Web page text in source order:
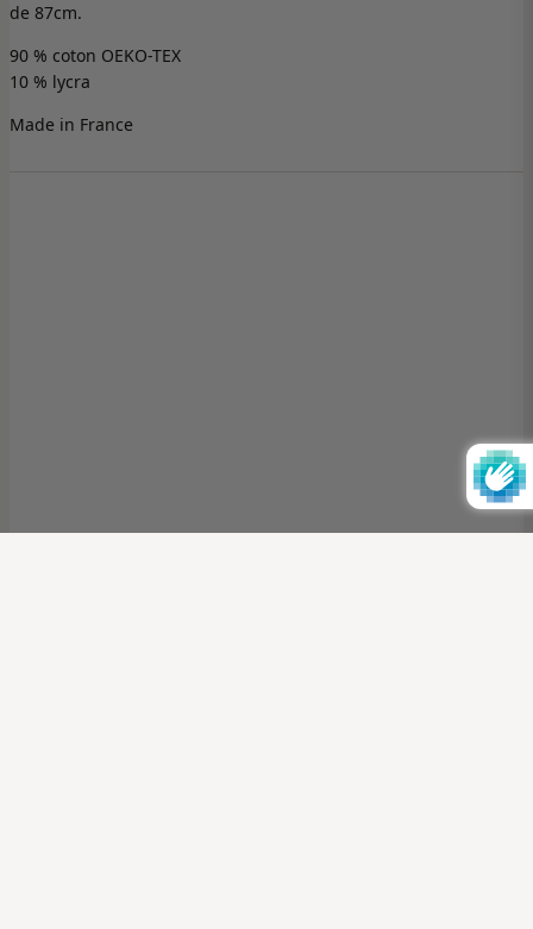
de 87cm.
90 % coton OEKO-TEX
10 % lycra
Made in France